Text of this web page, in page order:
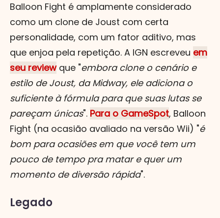
Balloon Fight é amplamente considerado
como um clone de Joust com certa
personalidade, com um fator aditivo, mas
que enjoa pela repetição. A IGN escreveu em
seu reviewque "embora clone o cenário e
estilo de Joust, da Midway, ele adiciona o
suficiente à fórmula para que suas lutas se
pareçam únicas". Para o GameSpot, Balloon
Fight (na ocasião avaliado na versão Wii) "é
bom para ocasiões em que você tem um
pouco de tempo pra matar e quer um
momento de diversão rápida".
Legado